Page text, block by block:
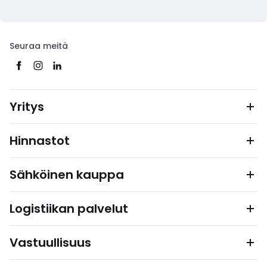
Seuraa meitä
Yritys
Hinnastot
Sähköinen kauppa
Logistiikan palvelut
Vastuullisuus